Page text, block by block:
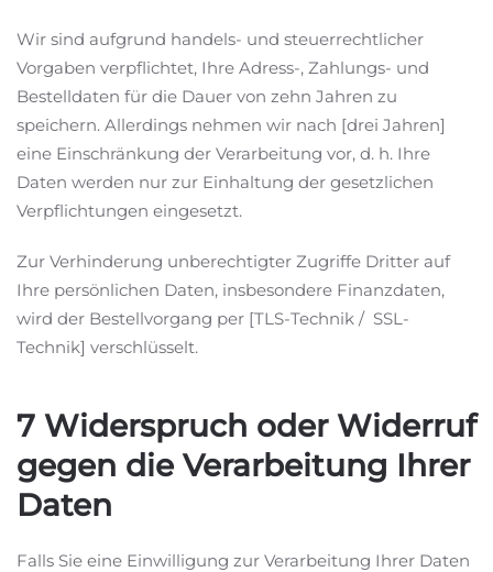
Wir sind aufgrund handels- und steuerrechtlicher
Vorgaben verpflichtet, Ihre Adress-, Zahlungs- und
Bestelldaten für die Dauer von zehn Jahren zu
speichern. Allerdings nehmen wir nach [drei Jahren]
eine Einschränkung der Verarbeitung vor, d. h. Ihre
Daten werden nur zur Einhaltung der gesetzlichen
Verpflichtungen eingesetzt.
Zur Verhinderung unberechtigter Zugriffe Dritter auf
Ihre persönlichen Daten, insbesondere Finanzdaten,
wird der Bestellvorgang per [TLS-Technik / SSL-
Technik] verschlüsselt.
7 Widerspruch oder Widerruf
gegen die Verarbeitung Ihrer
Daten
Falls Sie eine Einwilligung zur Verarbeitung Ihrer Daten